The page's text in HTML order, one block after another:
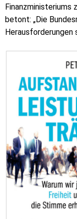
Finanzministeriums
betont: „Die
Herausforderungen